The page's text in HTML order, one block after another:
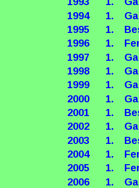
1994
1.
1995
1.
1996
1.
1997
1.
1998
1.
1999
1.
2000
1.
2001
1.
2002
1.
2003
1.
2004
1.
2005
1.
2006
1.